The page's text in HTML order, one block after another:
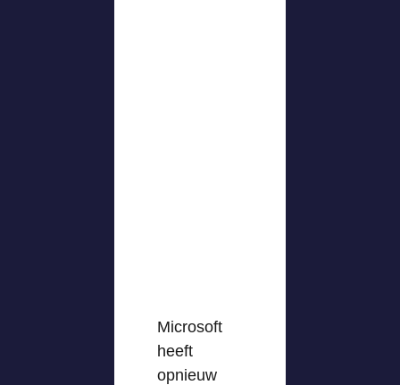
Microsoft
heeft
opnieuw